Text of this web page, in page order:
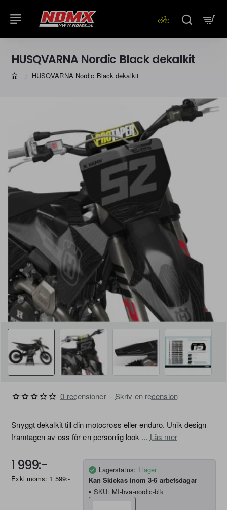
HUSQVARNA Nordic Black dekalkit
HUSQVARNA Nordic Black dekalkit
Snyggt dekalkit till din motocross eller enduro. Unik design
framtagen av oss för en personlig look ... Läs mer
0 recensioner - Skriv en recension
1 999:-
Exkl moms: 1 599:-
Lagerstatus: I lager
Kan Skickas inom 3-6 arbetsdagar
SKU: MI-hva-nordic-blk